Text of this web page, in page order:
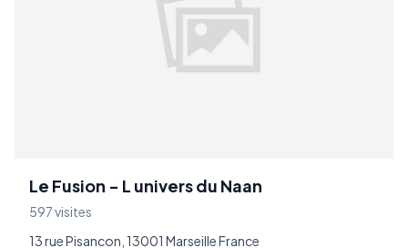
Le Fusion - L univers du Naan
597 visites
13 rue Pisancon, 13001 Marseille France